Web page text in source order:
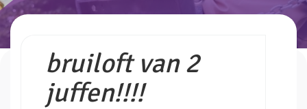
Verion
bruiloft van 2
juffen!!!!